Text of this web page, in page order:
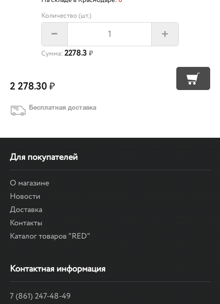
Количество (шт.)
– +
Сумма: 2278.3 ₽
2 278.30₽
Бесплатная доставка
Для покупателей
О магазине
Новости
Доставка
Контакты
Каталог товаров "RED"
Контактная информация
7 (861) 247-48-49